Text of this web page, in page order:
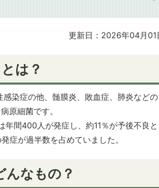
更新日：2026年04月01
は？
染症の他、髄膜炎、敗血症、肺炎などの
原細菌です。
間400人が発症し、約11％が予後不良と
症が過半数を占めていました。
んなもの？